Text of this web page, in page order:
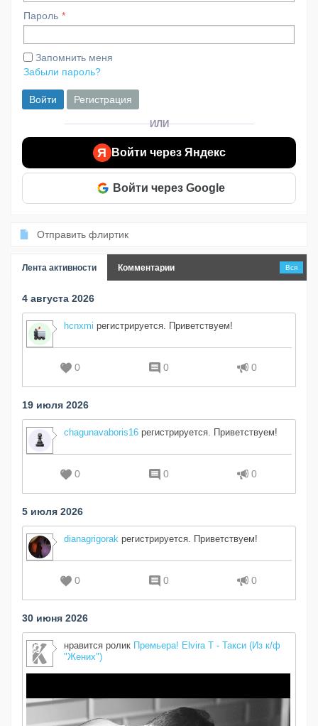
Пароль
Запомнить меня
Забыли пароль?
Войти Регистрация
ИЛИ
Я Войти через Яндекс
Войти через Google
Отправить флиртик
Лента активности Комментарии Вся
4 августа 2026
hcnxmi регистрируется. Приветствуем!
0 0 0
19 июля 2026
chagunavaboris16 регистрируется. Приветствуем!
0 0 0
5 июля 2026
dianagrigorak регистрируется. Приветствуем!
0 0 0
30 июня 2026
нравится ролик Премьера! Elvira T - Такси (Из к/ф
"Жених")